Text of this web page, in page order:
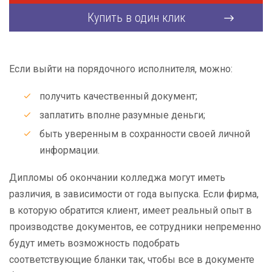
Купить в один клик
Если выйти на порядочного исполнителя, можно:
получить качественный документ;
заплатить вполне разумные деньги;
быть уверенным в сохранности своей личной
информации.
Дипломы об окончании колледжа могут иметь
различия, в зависимости от года выпуска. Если фирма,
в которую обратится клиент, имеет реальный опыт в
производстве документов, ее сотрудники непременно
будут иметь возможность подобрать
соответствующие бланки так, чтобы все в документе